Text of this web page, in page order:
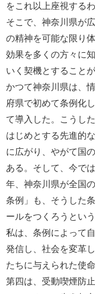
をこれ以上座視する
そこで、神奈川県が
の精神を可能な限り
効果を多くの方々に
いく契機とすること
かつて神奈川県は、
府県で初めて条例化
て導入した。こうし
はじめとする先進的
に広がり、やがて国
ある。そして、今で
年、神奈川県が全国
条例」も、そうした
ールをつくろうとい
私は、条例によって
発信し、社会を変革
たちに与えられた使
第四は、受動喫煙防